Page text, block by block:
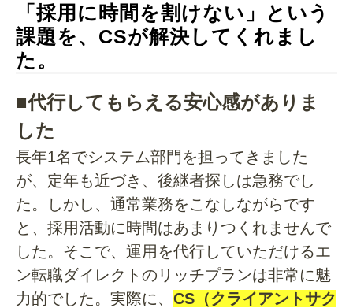
「採用に時間を割けない」という
課題を、CSが解決してくれまし
た。
■代行してもらえる安心感がありま
した
長年1名でシステム部門を担ってきました
が、定年も近づき、後継者探しは急務でし
た。しかし、通常業務をこなしながらです
と、採用活動に時間はあまりつくれませんで
した。そこで、運用を代行していただけるエ
ン転職ダイレクトのリッチプランは非常に魅
力的でした。実際に、 CS（クライアントサク